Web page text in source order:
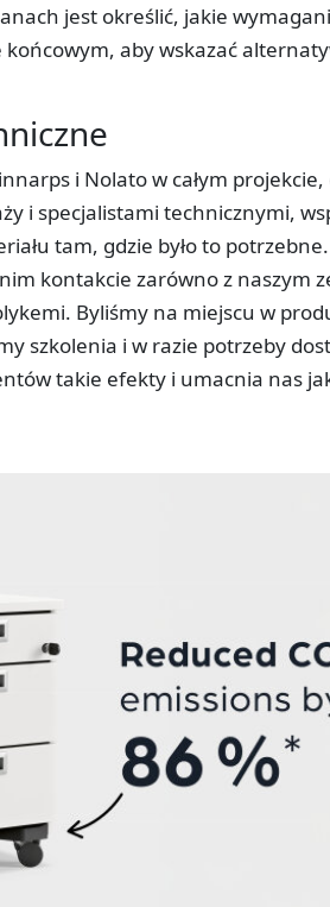
jest określić, jakie
aby wskazać
i Nolato w całym
i specjalistami technicznymi,
tam, gdzie było to potrzebne.
kontakcie zarówno z naszym
Byliśmy na miejscu w
szkolenia i w razie potrzeby
takie efekty i umacnia nas